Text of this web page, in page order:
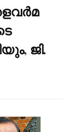
ജി.